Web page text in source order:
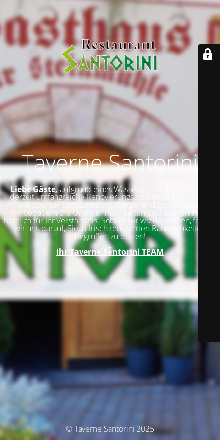
Taverne Santorini
Liebe Gäste,aufgrund eines Wasserschadens führen wir
derzeit umfangreiche Renovierungsarbeiten durch. Daher
bleibt unser Restaurant vorübergehend geschlossen.
Wir bedauern die Unannehmlichkeiten und danken Ihnen
herzlich für Ihr Verständnis. Sobald wir wieder öffnen, freuen
wir uns darauf, Sie in frisch renovierten Räumlichkeiten
begrüßen zu dürfen!
Ihr Taverne Santorini TEAM
© Taverne Santorini 2025